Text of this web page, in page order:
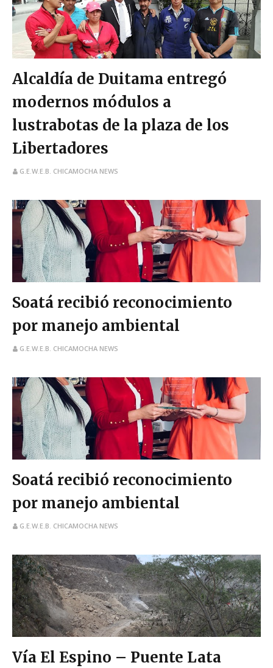
Alcaldía de Duitama entregó
modernos módulos a
lustrabotas de la plaza de los
Libertadores
G.E.W.E.B. CHICAMOCHA NEWS
Soatá recibió reconocimiento
por manejo ambiental
G.E.W.E.B. CHICAMOCHA NEWS
Soatá recibió reconocimiento
por manejo ambiental
G.E.W.E.B. CHICAMOCHA NEWS
Vía El Espino – Puente Lata